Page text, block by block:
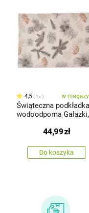
4,5 1x w
Świąteczna podkładka
wodoodporna Gałązki,
44,99zł
Do koszyka